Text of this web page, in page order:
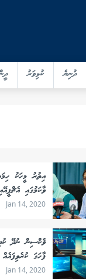
ދުނިޔެ ކުޅިވަރު
އިތުރު މީހަކު
ވާކަމުގައި
Jan 14, 2020
ވެކްސިން ނުދޭ
ފާހަގަ
Jan 14, 2020